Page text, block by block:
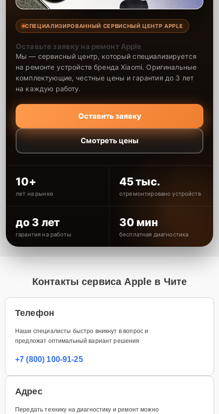
СПЕЦИАЛИЗИРОВАННЫЙ СЕРВИСНЫЙ ЦЕНТР APPLE
Оставьте заявку на ремонт Apple
Мы — сервисный центр, который специализируется
на ремонте устройств бренда Xiaomi. Оригинальные
комплектующие, честные цены и гарантия до 3 лет
на каждую работу.
Оставить заявку
Смотреть цены
10+
лет на рынке
45 тыс.
отремонтировано устройств
до 3 лет
гарантия на работы
30 мин
бесплатная диагностика
Контакты сервиса Apple в Чите
Телефон
Наши специалисты быстро вникнут в вопрос и
предложат оптимальный вариант решения
+7 (800) 100-91-25
Адрес
Передать технику на диагностику и ремонт можно